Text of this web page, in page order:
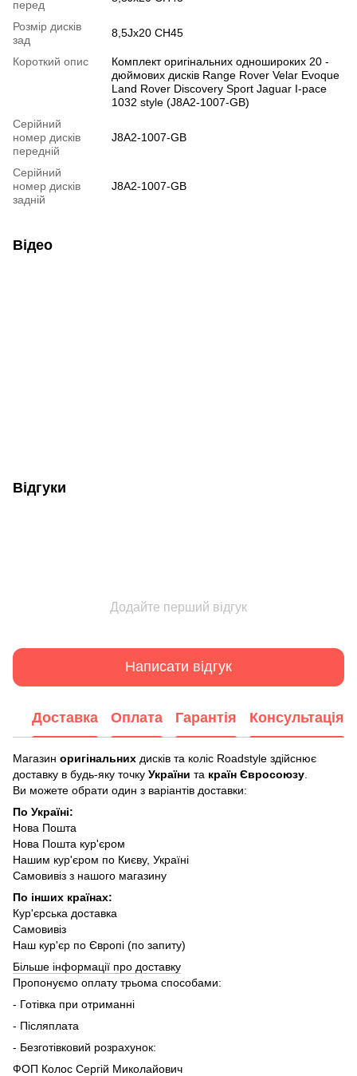
перед
Розмір дисків
зад
8,5Jx20 CH45
Короткий опис
Комплект оригінальних одношироких 20 -
дюймових дисків Range Rover Velar Evoque
Land Rover Discovery Sport Jaguar I-pace
1032 style (J8A2-1007-GB)
Серійний
номер дисків
передній
J8A2-1007-GB
Серійний
номер дисків
задній
J8A2-1007-GB
Відео
Відгуки
Додайте перший відгук
Написати відгук
Доставка Оплата Гарантія Консультація
Магазин оригінальних дисків та коліс Roadstyle здійснює
доставку в будь-яку точку України та країн Євросоюзу
Ви можете обрати один з варіантів доставки:
По Україні:
Нова Пошта
Нова Пошта кур'єром
Нашим кур'єром по Києву, Україні
Самовивіз з нашого магазину
По інших країнах:
Кур'єрська доставка
Самовивіз
Наш кур'єр по Європі (по запиту)
Більше інформації про доставку
Пропонуємо оплату трьома способами:
- Готівка при отриманні
- Післяплата
- Безготівковий розрахунок:
ФОП Колос Сергій Миколайович